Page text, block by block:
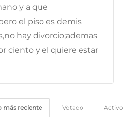
y a que
el piso es demis
hay divorcio;ademas
ciento y el quiere estar
Activo
Votado
más reciente